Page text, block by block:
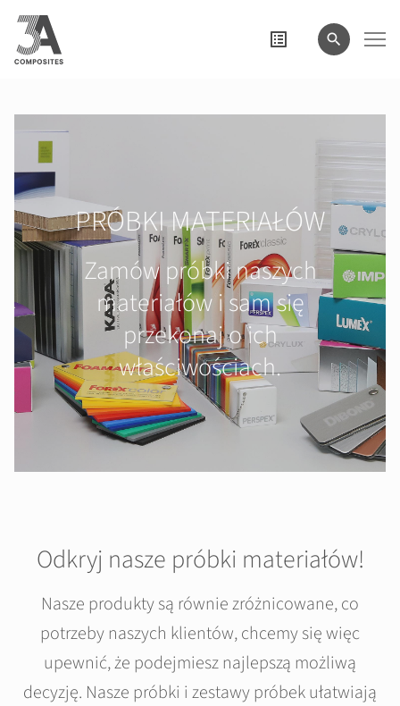
wyszukiwane
hasło
PRÓBKI MATERIAŁÓW
Zamów próbki naszych
materiałów i sam się
przekonaj o ich
właściwościach.
Odkryj nasze próbki materiałów!
Nasze produkty są równie zróżnicowane, co
potrzeby naszych klientów, chcemy się więc
upewnić, że podejmiesz najlepszą możliwą
decyzję. Nasze próbki i zestawy próbek ułatwiają